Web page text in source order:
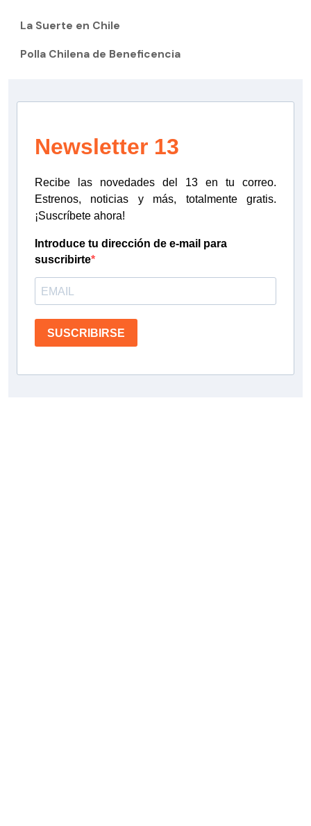
La Suerte en Chile
Polla Chilena de Beneficencia
Newsletter 13
Recibe las novedades del 13 en tu correo.
Estrenos, noticias y más, totalmente gratis.
¡Suscríbete ahora!
Introduce tu dirección de e-mail para
suscribirte
SUSCRIBIRSE